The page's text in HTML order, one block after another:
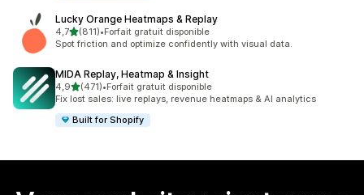
Lucky Orange Heatmaps & Replay
4,7étoile(s) sur 5
(811)
811 avis au total
•Forfait gratuit disponible
Spot friction and optimize confidently with visual data.
MIDA Replay, Heatmap & Insight
4,9étoile(s) sur 5
(471)
471 avis au total
•Forfait gratuit disponible
Fix lost sales: live replays, revenue heatmaps & AI analytics
Built for Shopify